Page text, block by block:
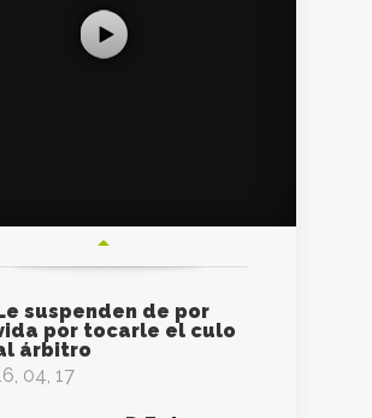
Le suspenden de por
por tocarle el culo
árbitro
04, 17